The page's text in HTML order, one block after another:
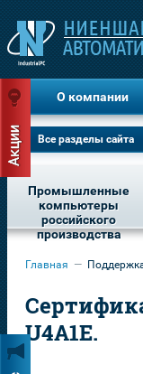
О компании
Все разделы сайта
Промышленные
компьютеры
российского
производства
Главная —
U4A1E.